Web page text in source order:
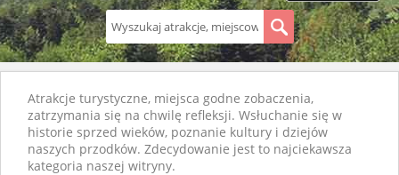
Atrakcje turystyczne, miejsca godne zobaczenia,
zatrzymania się na chwilę refleksji. Wsłuchanie się w
historie sprzed wieków, poznanie kultury i dziejów
naszych przodków. Zdecydowanie jest to najciekawsza
kategoria naszej witryny.